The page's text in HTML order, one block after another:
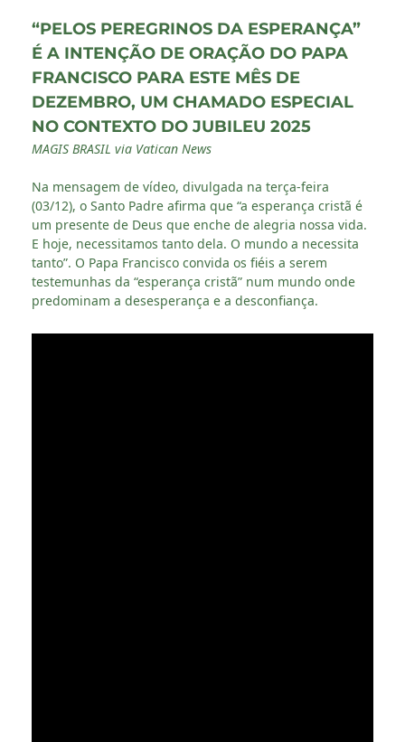
“PELOS PEREGRINOS DA ESPERANÇA”
É A INTENÇÃO DE ORAÇÃO DO PAPA
FRANCISCO PARA ESTE MÊS DE
DEZEMBRO, UM CHAMADO ESPECIAL
NO CONTEXTO DO JUBILEU 2025
MAGIS BRASIL via Vatican News
Na mensagem de vídeo, divulgada na terça-feira
(03/12), o Santo Padre afirma que “a esperança cristã é
um presente de Deus que enche de alegria nossa vida.
E hoje, necessitamos tanto dela. O mundo a necessita
tanto”. O Papa Francisco convida os fiéis a serem
testemunhas da “esperança cristã” num mundo onde
predominam a desesperança e a desconfiança.